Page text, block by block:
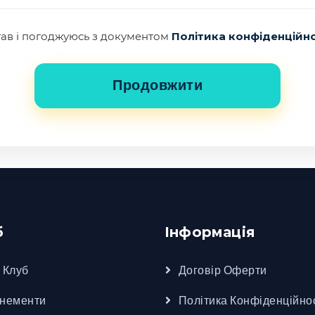
і погоджуюсь з документом Політика
Інформація
Договір Оферти
Політика